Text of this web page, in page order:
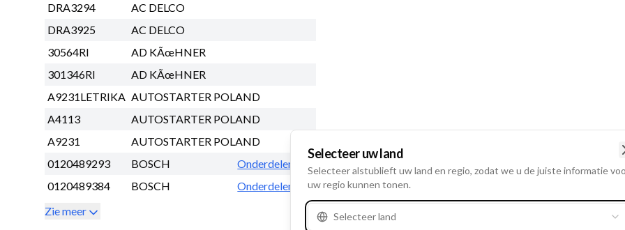
DRA3294
AC DELCO
DRA3925
AC DELCO
30564RI
AD KÃœHNER
301346RI
AD KÃœHNER
A9231LETRIKA AUTOSTARTER POLAND
A4113
AUTOSTARTER POLAND
A9231
AUTOSTARTER POLAND
0120489293
BOSCH
Onderdelen lijst
0120489384
BOSCH
Onderdelen lijst
Zie meer
Selecteer uw land
Selecteer alstublieft uw land en regio, zodat we u de juiste informatie
uw regio kunnen tonen.
Selecteer land